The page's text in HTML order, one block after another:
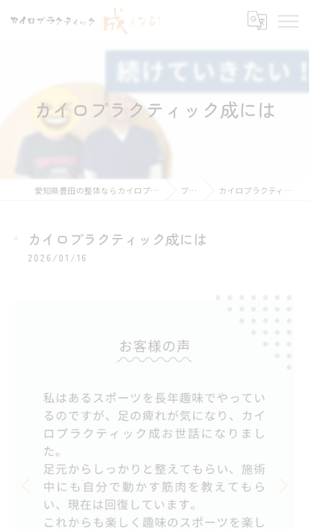
カイロプラクティック成には
愛知県豊田の整体ならカイロプラクティック 成 ブログ カイロプラクティック成には
カイロプラクティック成には
2026/01/16